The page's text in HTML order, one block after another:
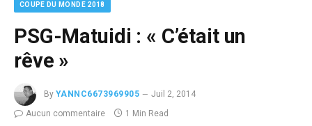
COUPE DU MONDE 2018
PSG-Matuidi : « C’était un
rêve »
By YANNC6673969905
Juil 2, 2014
Aucun commentaire
1 Min Read